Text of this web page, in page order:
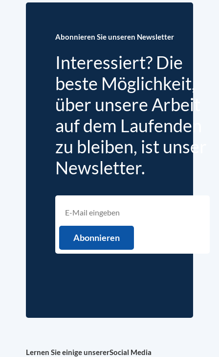
Abonnieren Sie unseren Newsletter
Interessiert? Die
beste Möglichkeit,
über unsere Arbeit
auf dem Laufenden
zu bleiben, ist unser
Newsletter.
Lernen Sie einige unsererSocial Media